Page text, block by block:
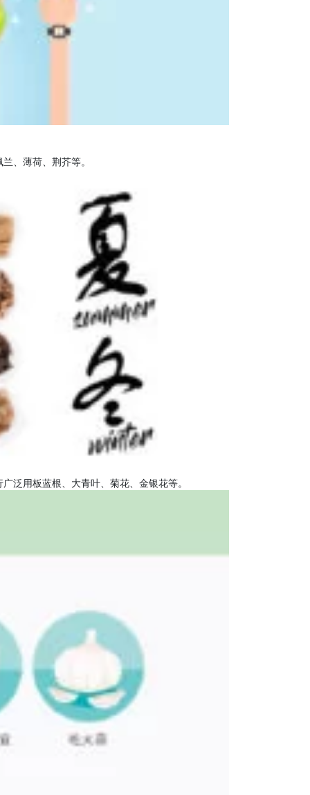
、薄荷、荆芥等。
泛用板蓝根、大青叶、菊花、金银花等。